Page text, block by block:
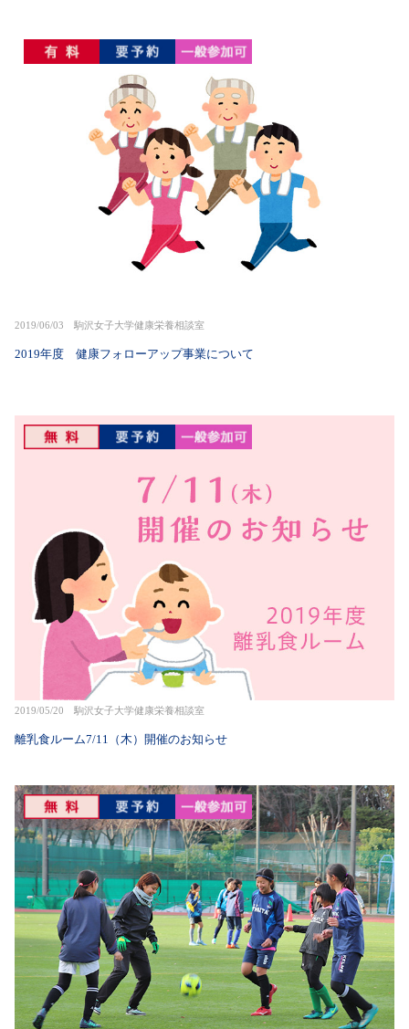
2019/06/03 駒沢女子大学健康栄養相談室
2019年度 健康フォローアップ事業について
2019/05/20 駒沢女子大学健康栄養相談室
離乳食ルーム7/11（木）開催のお知らせ